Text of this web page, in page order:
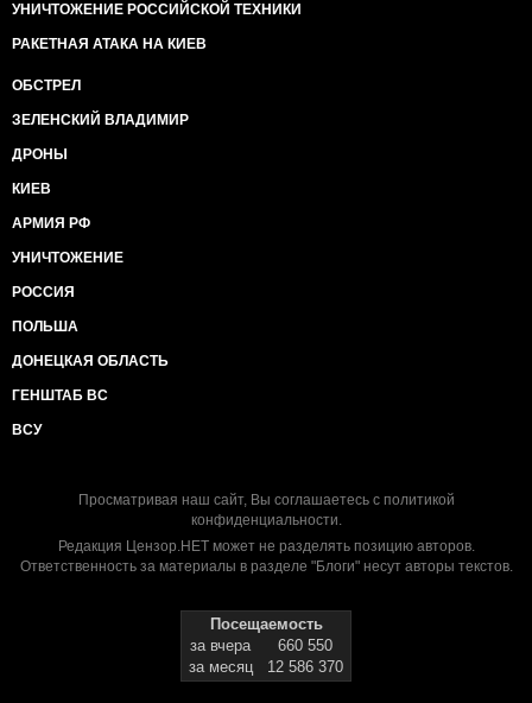
УНИЧТОЖЕНИЕ РОССИЙСКОЙ ТЕХНИКИ
РАКЕТНАЯ АТАКА НА КИЕВ
ОБСТРЕЛ
ЗЕЛЕНСКИЙ ВЛАДИМИР
ДРОНЫ
КИЕВ
АРМИЯ РФ
УНИЧТОЖЕНИЕ
РОССИЯ
ПОЛЬША
ДОНЕЦКАЯ ОБЛАСТЬ
ГЕНШТАБ ВС
ВСУ
Просматривая наш сайт, Вы соглашаетесь с политикой
конфиденциальности.
Редакция Цензор.НЕТ может не разделять позицию авторов.
Ответственность за материалы в разделе "Блоги" несут авторы текстов.
Посещаемость
за вчера
660 550
за месяц
12 586 370